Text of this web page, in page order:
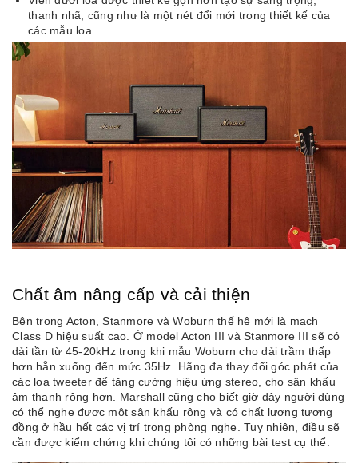
thanh nhã, cũng như là một nét đổi mới trong thiết kế của
các mẫu loa
Chất âm nâng cấp và cải thiện
Bên trong Acton, Stanmore và Woburn thế hệ mới là mạch
Class D hiệu suất cao. Ở model Acton III và Stanmore III sẽ có
dải tần từ 45-20kHz trong khi mẫu Woburn cho dải trầm thấp
hơn hẳn xuống đến mức 35Hz. Hãng đa thay đổi góc phát của
các loa tweeter để tăng cường hiệu ứng stereo, cho sân khấu
âm thanh rộng hơn. Marshall cũng cho biết giờ đây người dùng
có thể nghe được một sân khấu rộng và có chất lượng tương
đồng ở hầu hết các vị trí trong phòng nghe. Tuy nhiên, điều sẽ
cần được kiểm chứng khi chúng tôi có những bài test cụ thể.